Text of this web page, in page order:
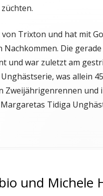
von Trixton und hat mit
Nachkommen. Die
und war zuletzt am
was allein
Zweijährigenrennen und
Tidiga
und Michele